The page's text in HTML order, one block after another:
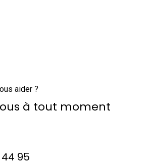
aider ?
à tout moment
44 95